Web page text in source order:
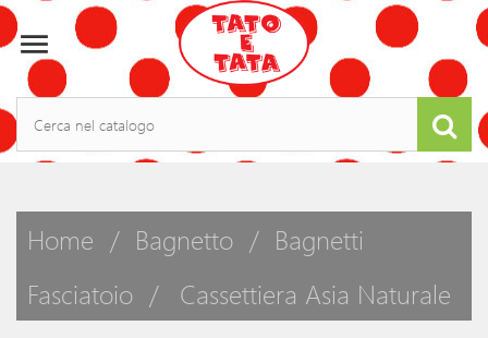

Home Bagnetto
Bagnetti
Fasciatoio
Cassettiera Asia Naturale